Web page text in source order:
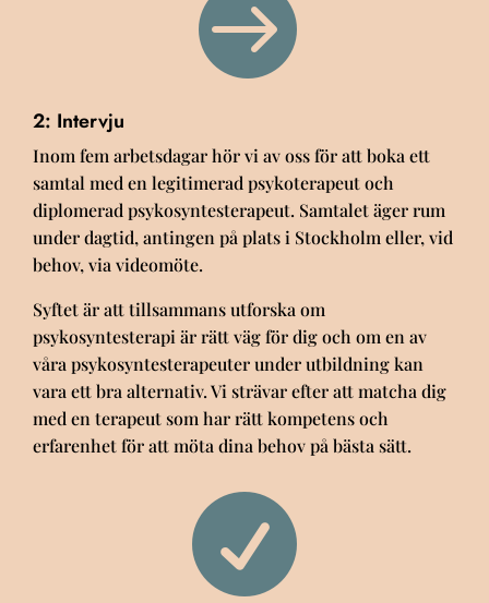

2: Intervju
Inom fem arbetsdagar hör vi av oss för att boka ett
samtal med en legitimerad psykoterapeut och
diplomerad psykosyntesterapeut. Samtalet äger rum
under dagtid, antingen på plats i Stockholm eller, vid
behov, via videomöte.
Syftet är att tillsammans utforska om
psykosyntesterapi är rätt väg för dig och om en av
våra psykosyntesterapeuter under utbildning kan
vara ett bra alternativ. Vi strävar efter att matcha dig
med en terapeut som har rätt kompetens och
erfarenhet för att möta dina behov på bästa sätt.
